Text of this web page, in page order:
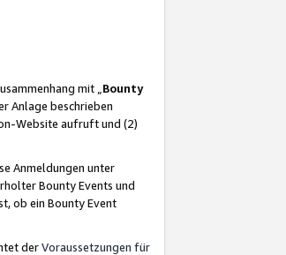
mit „ Bounty
Anlage beschrieben
Website aufruft und (2)
Anmeldungen unter
Bounty Events und
ob ein Bounty Event
derVoraussetzungen für